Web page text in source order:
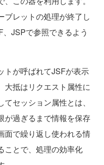
ブレットの処理が終了し
JSPで参照できるよう
トが呼ばれてJSFが表示
大抵はリクエスト属性に
セッション属性とは、
が過ぎるまで情報を保存
面で繰り返し使われる情
ことで、処理の効率化